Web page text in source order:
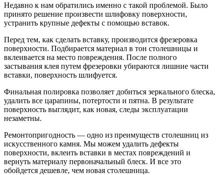
Недавно к нам обратились именно с такой проблемой. Было
принято решение произвести шлифовку поверхности,
устранить крупные дефекты с помощью вставок.
Перед тем, как сделать вставку, производится фрезеровка
поверхности. Подбирается материал в тон столешницы и
вклеивается на место повреждения. После полного
застывания клея путем фрезеровки убираются лишние части
вставки, поверхность шлифуется.
Финальная полировка позволяет добиться зеркального блеска,
удалить все царапины, потертости и пятна. В результате
поверхность выглядит, как новая, следы эксплуатации
незаметны.
Ремонтопригодность — одно из преимуществ столешниц из
искусственного камня. Мы можем удалить дефекты
поверхности, вклеить вставки в местах повреждений и
вернуть материалу первоначальный блеск. И все это
обойдется дешевле, чем новая столешница.